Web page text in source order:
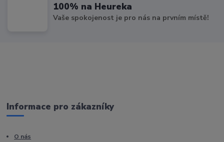
100% na Heureka
Vaše spokojenost je pro nás na prvním místě!
Informace pro zákazníky
O nás